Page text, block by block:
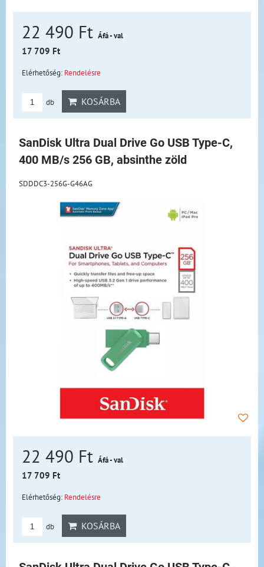
22 490 Ft Áfá - val
17 709 Ft
Elérhetőség: Rendelésre
db KOSÁRBA
SanDisk Ultra Dual Drive Go USB Type-C,
400 MB/s 256 GB, absinthe zöld
SDDDC3-256G-G46AG
22 490 Ft Áfá - val
17 709 Ft
Elérhetőség: Rendelésre
db KOSÁRBA